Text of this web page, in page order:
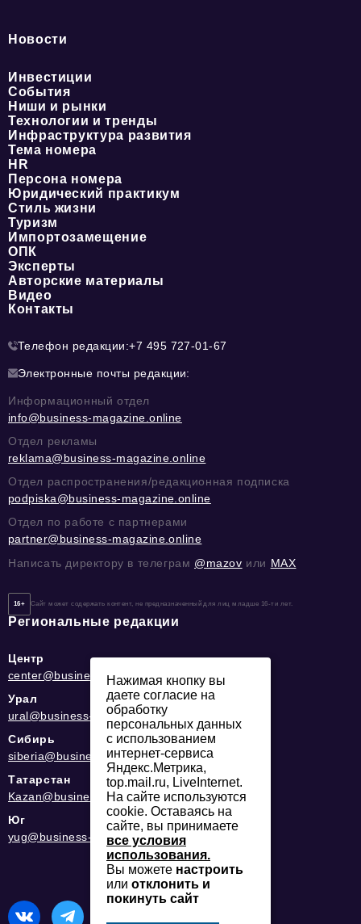
Новости
Инвестиции
События
Ниши и рынки
Технологии и тренды
Инфраструктура развития
Тема номера
HR
Персона номера
Юридический практикум
Стиль жизни
Туризм
Импортозамещение
ОПК
Эксперты
Авторские материалы
Видео
Контакты
Телефон редакции:+7 495 727-01-67
Электронные почты редакции:
Информационный отдел
info@business-magazine.online
Отдел рекламы
reklama@business-magazine.online
Отдел распространения/редакционная подписка
podpiska@business-magazine.online
Отдел по работе с партнерами
partner@business-magazine.online
Написать директору в телеграм @mazov или MAX
16+ Сайт может содержать контент, не предназначенный для лиц младше 16-ти лет.
Региональные редакции
Центр
center@business-magazine.online
Урал
ural@business-magazine.online
Сибирь
siberia@business-magazine.online
Татарстан
Kazan@business-magazine.online
Юг
yug@business-magazine.online
Нажимая кнопку вы
даете согласие на
обработку
персональных данных
с использованием
интернет-сервиса
Яндекс.Метрика,
top.mail.ru, LiveInternet.
На сайте используются
cookie. Оставаясь на
сайте, вы принимаете
все условия
использования.
Вы можете настроить
или отклонить и
покинуть сайт